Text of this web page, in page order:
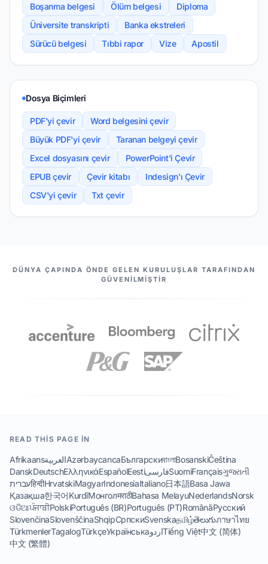
Boşanma belgesi
Ölüm belgesi
Diploma
Üniversite transkripti
Banka ekstreleri
Sürücü belgesi
Tıbbi rapor Vize Apostil
Dosya Biçimleri
PDF'yi çevir
Word belgesini çevir
Büyük PDF'yi çevir
Taranan belgeyi çevir
Excel dosyasını çevir
PowerPoint'i Çevir
EPUB çevir
Çevir kitabı
Indesign'ı Çevir
CSV'yi çevir
Txt çevir
ORTAKLARIMIZ
DÜNYA ÇAPINDA ÖNDE GELEN KURULUŞLAR TARAFINDAN
GÜVENILMIŞTIR
READ THIS PAGE IN
AfrikaansالعربيةAzərbaycancaБългарскиবাংলাBosanskiČeština
DanskDeutschΕλληνικάEspañolEestiفارسیSuomiFrançaisગુજરાતી
עבריתहिन्दीHrvatskiMagyarIndonesiaItaliano日本語Basa Jawa
Қазақша한국어KurdîМонголमराठीBahasa MelayuNederlandsNorsk
ଓଡିଆਪੰਜਾਬੀPolskiPortuguês (BR)Português (PT)RomânăРусский
SlovenčinaSlovenščinaShqipСрпскиSvenskaதமிழ்తెలుగుภาษาไทย
TürkmenlerTagalogTürkçeУкраїнськаاردوTiếng Việt中文 (简体)
中文 (繁體)